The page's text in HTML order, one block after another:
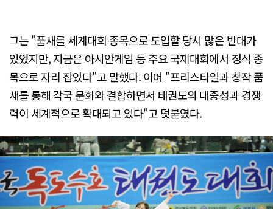
그는 "품새를 세계대회 종목으로 도입할 당시 많은 반대가
있었지만, 지금은 아시안게임 등 주요 국제대회에서 정식 종
목으로 자리 잡았다"고 말했다. 이어 "프리스타일과 창작 품
새를 통해 각국 문화와 결합하면서 태권도의 대중성과 경쟁
력이 세계적으로 확대되고 있다"고 덧붙였다.